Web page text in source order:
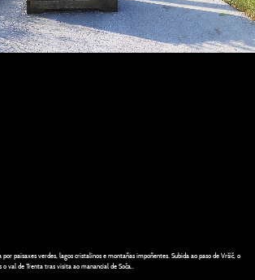
paisaxes verdes, lagos cristalinos e montañas impoñentes. Subida ao paso de Vršič, o
val de Trenta tras visita ao manancial de Soča..